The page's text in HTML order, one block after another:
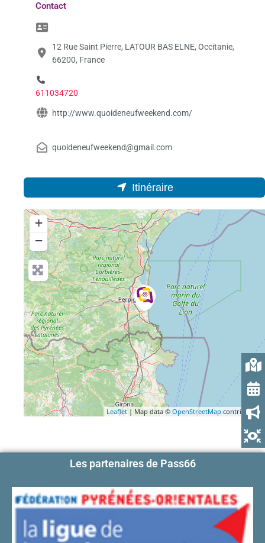
Contact
12 Rue Saint Pierre, LATOUR BAS ELNE, Occitanie,
66200, France
611034720
http://www.quoideneufweekend.com/
quoideneufweekend@gmail.com
Itinéraire
+
−
Leaflet| Map data © OpenStreetMap contributors
Les partenaires de Pass66